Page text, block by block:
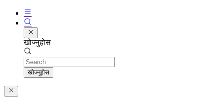
खोज्नुहोस
Search
खोज्नुहोस